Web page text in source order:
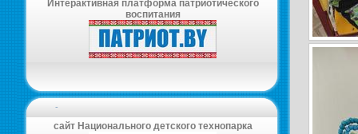
Интерактивная платформа патриотического
воспитания
-
сайт Национального детского технопарка